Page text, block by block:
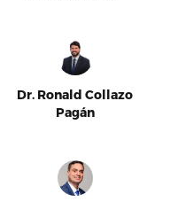
Dr. Ronald Collazo
Pagán